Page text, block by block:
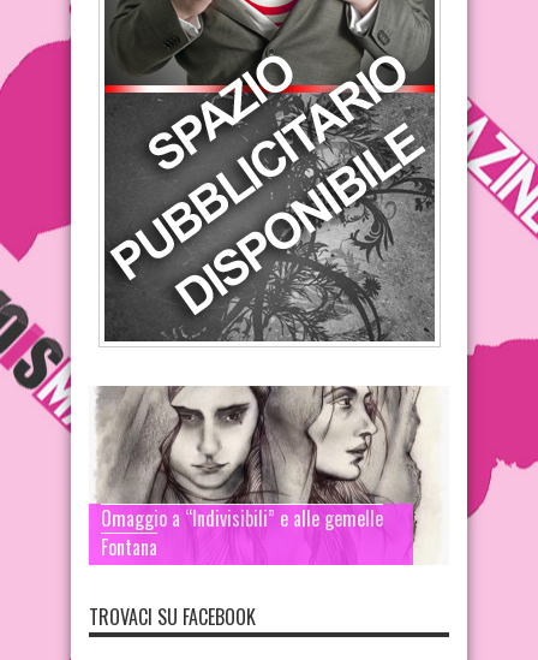
Omaggio a “Indivisibili” e alle gemelle
Fontana
TROVACI SU FACEBOOK